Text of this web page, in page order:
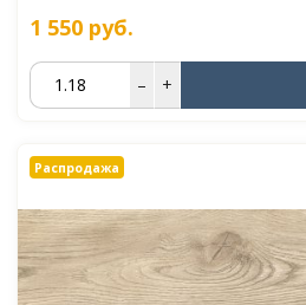
1 550 руб.
– +
Распродажа